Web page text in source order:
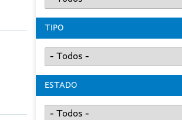
TIPO
ESTADO